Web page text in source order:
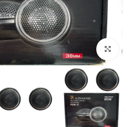
بزرگنمایی تصویر